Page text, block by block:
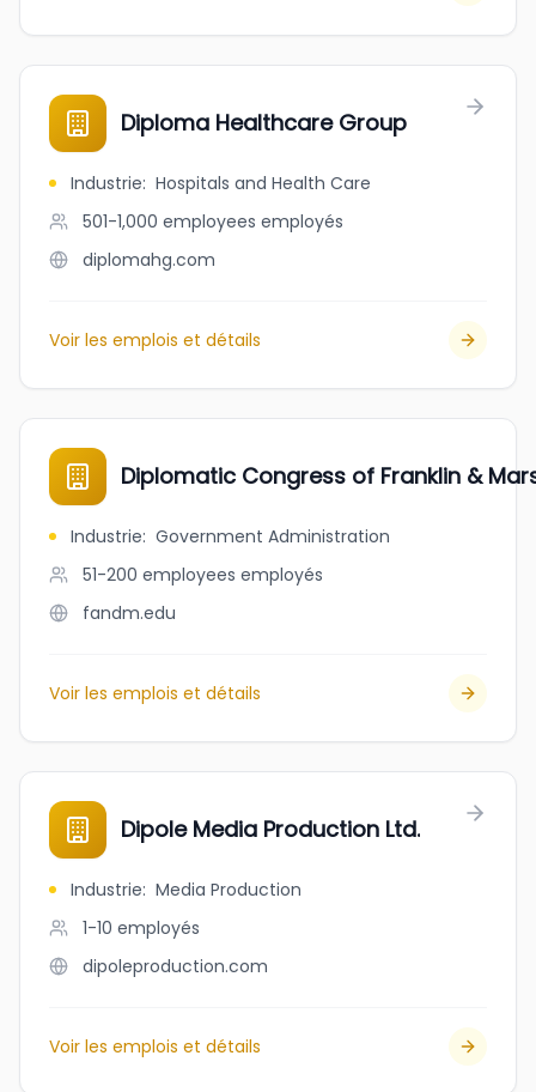
Diploma Healthcare Group
Industrie: Hospitals and Health Care
501-1,000 employees employés
diplomahg.com
Voir les emplois et détails
Diplomatic Congress of Franklin &
Industrie: Government Administration
51-200 employees employés
fandm.edu
Voir les emplois et détails
Dipole Media Production Ltd.
Industrie: Media Production
1-10 employés
dipoleproduction.com
Voir les emplois et détails